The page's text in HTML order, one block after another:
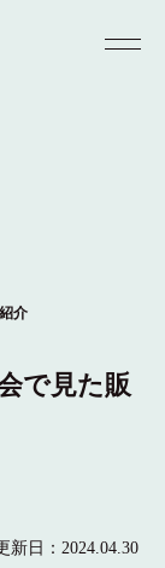
介
で見た販
新日： 2024.04.30